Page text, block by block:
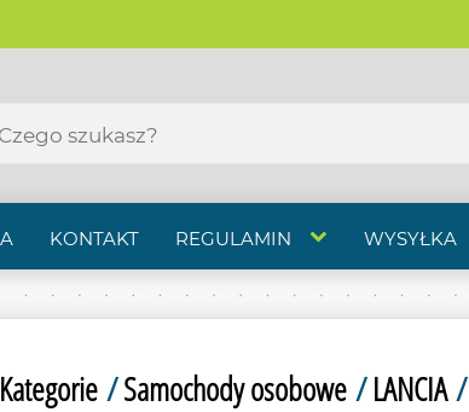
KONTAKT REGULAMIN WYSYŁKA
Kategorie/Samochody osobowe/LANCIA/